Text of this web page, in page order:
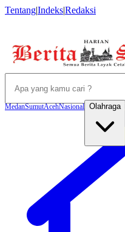
Tentang|Indeks|Redaksi
MedanSumutAcehNasional Olahraga